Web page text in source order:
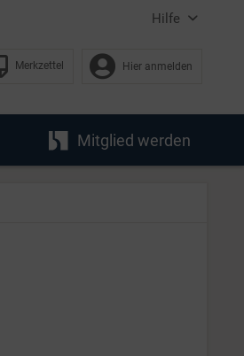
Hilfe
Merkzettel Hier anmelden
Mitglied werden